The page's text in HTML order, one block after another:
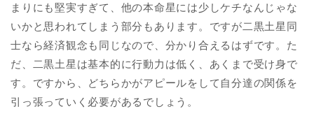
まりにも堅実すぎて、他の本命星には少しケチなんじゃな
いかと思われてしまう部分もあります。ですが二黒土星同
士なら経済観念も同じなので、分かり合えるはずです。た
だ、二黒土星は基本的に行動力は低く、あくまで受け身で
す。ですから、どちらかがアピールをして自分達の関係を
引っ張っていく必要があるでしょう。